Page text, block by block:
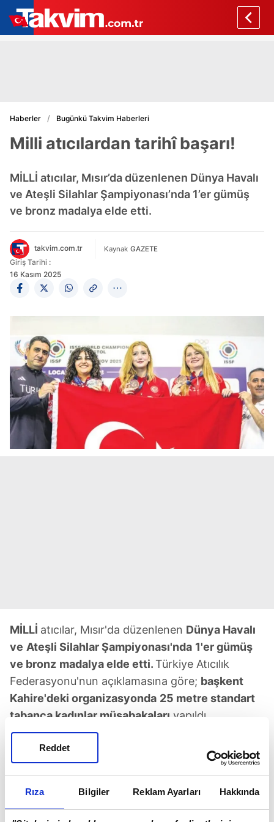
Rıza Bilgiler Reklam Ayarları Hakkında
Reddet
Haberler Bugünkü Takvim Haberleri
Milli atıcılardan tarihî başarı!
MİLLİ atıcılar, Mısır’da düzenlenen Dünya Havalı
ve Ateşli Silahlar Şampiyonası’nda 1’er gümüş
ve bronz madalya elde etti.
takvim.com.tr Kaynak GAZETE
Giriş Tarihi :
16 Kasım 2025
MİLLİ atıcılar, Mısır'da düzenlenen Dünya Havalı
ve Ateşli Silahlar Şampiyonası'nda 1'er gümüş
ve bronz madalya elde etti.Türkiye Atıcılık
Federasyonu'nun açıklamasına göre; başkent
Kahire'deki organizasyonda 25 metre standart
tabanca kadınlar müsabakaları yapıldı.
Müsabakalar sonucunda
bireyselde 569 puanla
gümüş madalya elde etti.
Milli sporcu atıcılık tarihinde
bu kategoride
Tarhan, Şimal Yılmaz ve Esra Bozabalı'nın bu
disiplinde topladığı 1659 puanla Türkiye, takım